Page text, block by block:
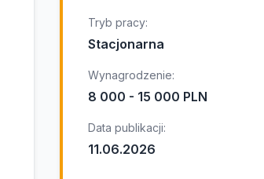
Tryb pracy:
Stacjonarna
Wynagrodzenie:
8 000 - 15 000 PLN
Data publikacji:
11.06.2026